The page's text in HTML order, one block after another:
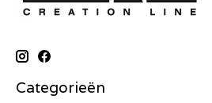
Categorieën